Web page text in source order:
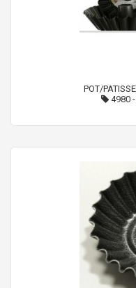
POT/
4980-